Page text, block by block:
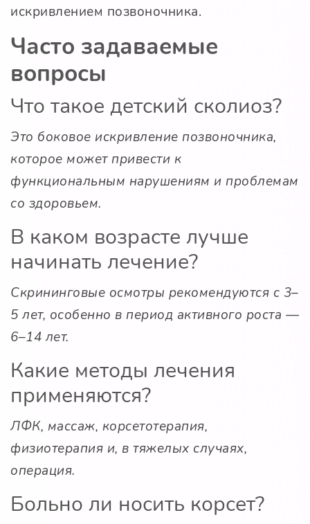
искривлением позвоночника.
Часто задаваемые
вопросы
Что такое детский сколиоз?
Это боковое искривление позвоночника,
которое может привести к
функциональным нарушениям и проблемам
со здоровьем.
В каком возрасте лучше
начинать лечение?
Скрининговые осмотры рекомендуются с 3–
5 лет, особенно в период активного роста —
6–14 лет.
Какие методы лечения
применяются?
ЛФК, массаж, корсетотерапия,
физиотерапия и, в тяжелых случаях,
операция.
Больно ли носить корсет?